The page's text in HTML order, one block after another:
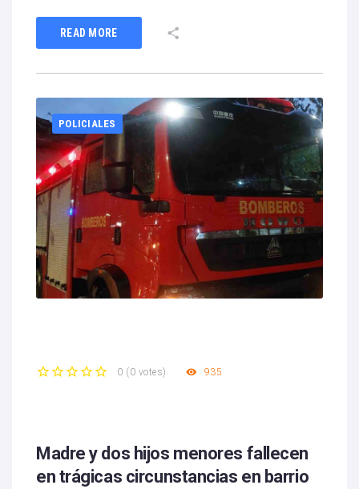
READ MORE
POLICIALES
0 ( 0 votes) 935
Madre y dos hijos menores fallecen
en trágicas circunstancias en barrio